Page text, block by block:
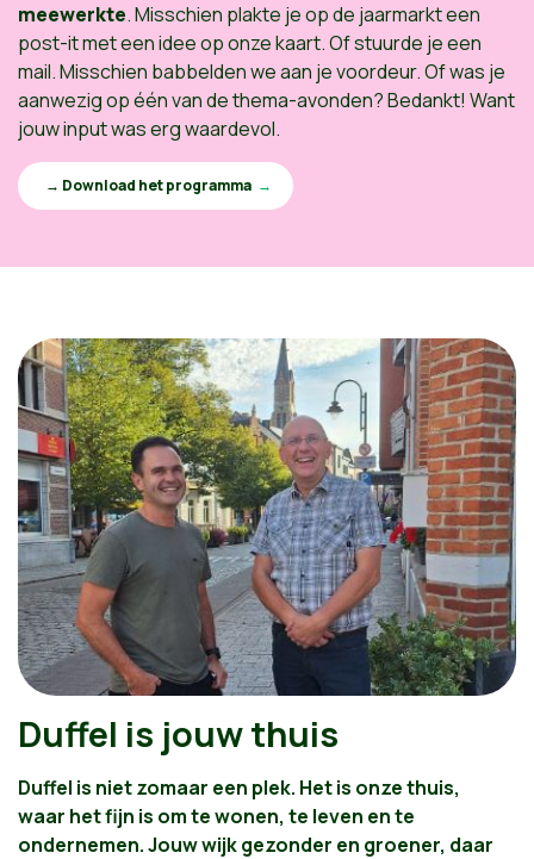
meewerkte. Misschien plakte je op de jaarmarkt een
post-it met een idee op onze kaart. Of stuurde je een
mail. Misschien babbelden we aan je voordeur. Of was je
aanwezig op één van de thema-avonden? Bedankt! Want
jouw input was erg waardevol.
→ Download het programma
Duffel is jouw thuis
Duffel is niet zomaar een plek. Het is onze thuis,
waar het fijn is om te wonen, te leven en te
ondernemen. Jouw wijk gezonder en groener, daar